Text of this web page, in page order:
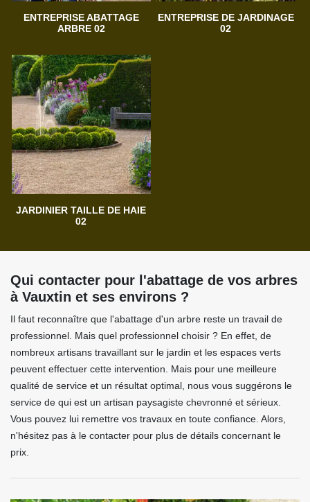
ENTREPRISE ABATTAGE
ARBRE 02
ENTREPRISE DE JARDINAGE
02
JARDINIER TAILLE DE HAIE
02
Qui contacter pour l'abattage de vos arbres
à Vauxtin et ses environs ?
Il faut reconnaître que l'abattage d'un arbre reste un travail de
professionnel. Mais quel professionnel choisir ? En effet, de
nombreux artisans travaillant sur le jardin et les espaces verts
peuvent effectuer cette intervention. Mais pour une meilleure
qualité de service et un résultat optimal, nous vous suggérons le
service de qui est un artisan paysagiste chevronné et sérieux.
Vous pouvez lui remettre vos travaux en toute confiance. Alors,
n'hésitez pas à le contacter pour plus de détails concernant le
prix.